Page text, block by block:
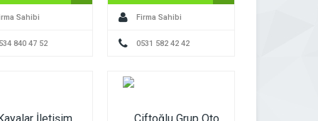
Sahibi
840 47 52
Firma Sahibi
0531 582 42 42